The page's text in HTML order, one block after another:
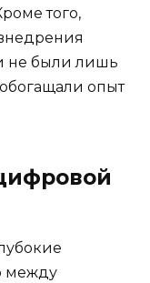
того,
не были лишь
опыт
между